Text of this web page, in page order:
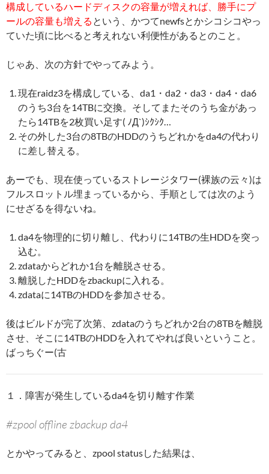
構成しているハードディスクの容量が増えれば、勝手にプ
ールの容量も増える という、かつてnewfsとかシコシコやっ
ていた頃に比べると考えれない利便性があるとのこと。
じゃあ、次の方針でやってみよう。
現在raidz3を構成している、da1・da2・da3・da4・da6
のうち3台を14TBに交換。そしてまたそのうち金があっ
たら14TBを2枚買い足す( ﾉД`)ｼｸｼｸ…
その外した3台の8TBのHDDのうちどれかをda4の代わり
に差し替える。
あーでも、現在使っているストレージタワー(裸族の云々)は
フルスロットル埋まっているから、手順としては次のよう
にせざるを得ないね。
da4を物理的に切り離し、代わりに14TBの生HDDを突っ
込む。
zdataからどれか1台を離脱させる。
離脱したHDDをzbackupに入れる。
zdataに14TBのHDDを参加させる。
後はビルドが完了次第、zdataのうちどれか2台の8TBを離脱
させ、そこに14TBのHDDを入れてやれば良いということ。
ばっちぐー(古
１．障害が発生しているda4を切り離す作業
#zpool offline zbackup da4
とかやってみると、zpool statusした結果は、